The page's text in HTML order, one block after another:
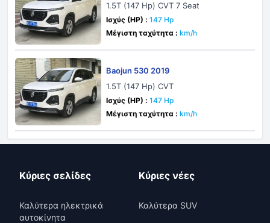
1.5T (147 Hp) CVT 7 Seat
Ισχύς (HP) : 147 Hp
Μέγιστη ταχύτητα : km/h
Baojun 530 2019
1.5T (147 Hp) CVT
Ισχύς (HP) : 147 Hp
Μέγιστη ταχύτητα : km/h
Κύριες σελίδες
Καλύτερα ηλεκτρικά
αυτοκίνητα
Κύριες νέες
Καλύτερα SUV